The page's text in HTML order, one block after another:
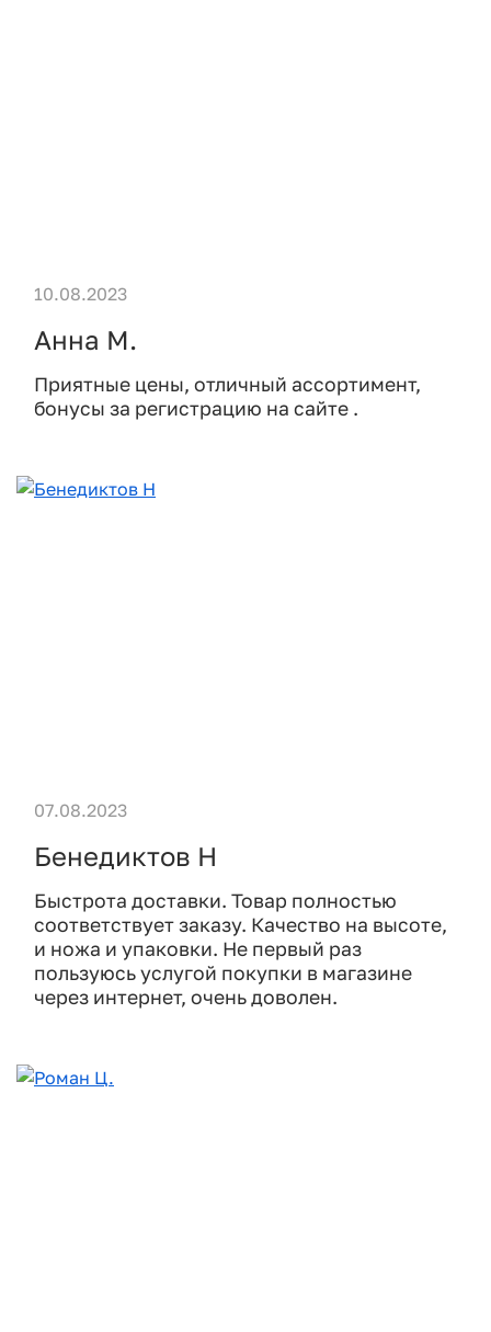
Анна М.
Приятные цены, отличный ассортимент,
бонусы за регистрацию на сайте .
10.08.2023
Бенедиктов Н
Быстрота доставки. Товар полностью
соответствует заказу. Качество на высоте,
и ножа и упаковки. Не первый раз
пользуюсь услугой покупки в магазине
через интернет, очень доволен.
07.08.2023